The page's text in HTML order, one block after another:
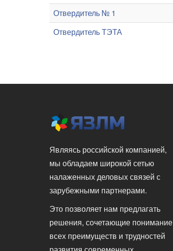
Отвердитель № 1
Отвердитель ТЭТА
Являясь российской компанией,
мы обладаем широкой сетью
налаженных деловых связей с
зарубежными партнерами.
Это позволяет нам предлагать
решения, сочетающие понимание
всех преимуществ и трудностей